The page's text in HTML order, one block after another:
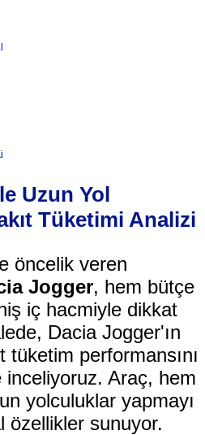
Uzun Yol
Tüketimi Analizi
öncelik veren
Jogger, hem bütçe
iç hacmiyle dikkat
Dacia Jogger'ın
tüketim performansını
inceliyoruz. Araç, hem
yolculuklar yapmayı
özellikler sunuyor.